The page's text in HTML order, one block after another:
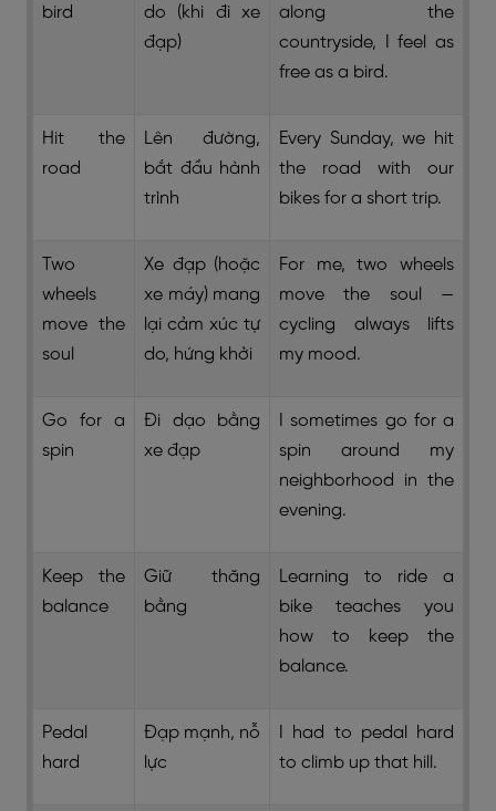
bird
do (khi đi xe
đạp)
along the
countryside, I feel as
free as a bird.
Hit the
road
Lên đường,
bắt đầu hành
trình
Every Sunday, we hit
the road with our
bikes for a short trip.
Two
wheels
move the
soul
Xe đạp (hoặc
xe máy) mang
lại cảm xúc tự
do, hứng khởi
For me, two wheels
move the soul —
cycling always lifts
my mood.
Go for a
spin
Đi dạo bằng
xe đạp
I sometimes go for a
spin around my
neighborhood in the
evening.
Keep the
balance
Giữ thăng
bằng
Learning to ride a
bike teaches you
how to keep the
balance.
Pedal
hard
Đạp mạnh, nỗ
lực
I had to pedal hard
to climb up that hill.